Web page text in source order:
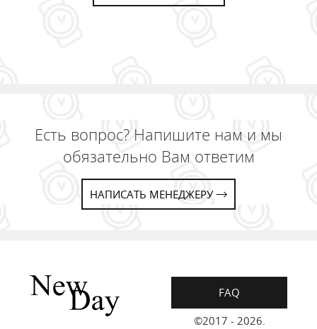
Есть вопрос? Напишите нам и мы
обязательно Вам ответим
НАПИСАТЬ МЕНЕДЖЕРУ
FAQ
©2017 - 2026.